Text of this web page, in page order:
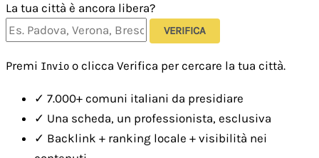
La tua città è ancora libera?
VERIFICA
Premi Invio o clicca Verifica per cercare la tua città.
✓ 7.000+ comuni italiani da presidiare
✓ Una scheda, un professionista, esclusiva
✓ Backlink + ranking locale + visibilità nei